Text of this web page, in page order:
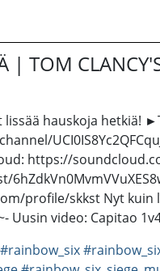
| TOM
hauskoja hetkiä!
https://
profile/skkst Nyt kuin
Uusin video: Capitao
#rainbow_six